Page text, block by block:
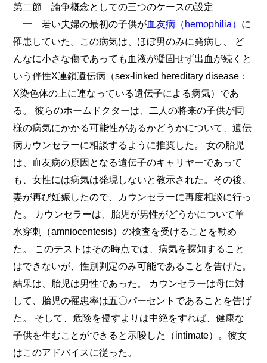
第二節 論争概念としての三つのケースの設定
一 若い夫婦の最初の子供が血友病（hemophilia） に
罹患していた。この病気は、ほぼ男のみに発病し、 ど
んなに小さな傷であっても血液が凝固せず出血が続くと
いう伴性X連鎖遺伝病（sex-linked hereditary disease：
X染色体の上に連なっている遺伝子による病気）であ
る。 彼らのホームドクターは、二人の将来の子供が同
様の病気にかかる可能性があるかどうかについて、遺伝
病カウンセラーに相談するように推奨した。 女の胎児
は、血友病の原因となる遺伝子のキャリヤーであって
も、女性には病気は発現しないと教示された。その後、
妻が再び妊娠したので、カウンセラーに再度相談に行っ
た。 カウンセラーは、胎児が男性がどうかについて羊
水穿刺（amniocentesis）の検査を受けることを勧め
た。 このテストはその時点では、病気を探知すること
はできないが、性別判定のみ可能であることを告げた。
結果は、胎児は男性であった。 カウンセラーは母に対
して、胎児の罹患率は五〇パーセントであることを告げ
た。 そして、危険を侵すよりは中絶をすれば、健康な
子供を生むことができると示唆した（intimate）。彼女
はこのアドバイスに従った。